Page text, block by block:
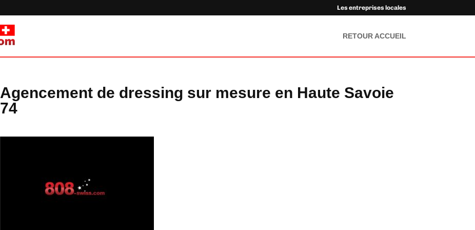
Les entreprises locales
RETOUR ACCUEIL
Agencement de dressing sur mesure en Haute Savoie
74